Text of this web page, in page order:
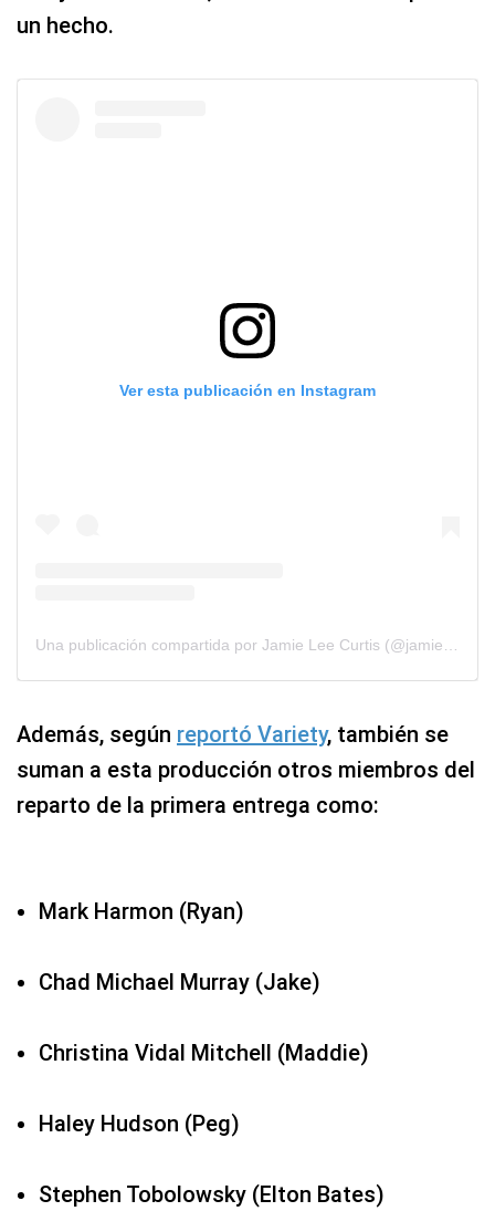
un hecho.
Ver esta publicación en Instagram
Una publicación compartida por Jamie Lee Curtis (@jamieleecurtis)
Además, según reportó Variety, también se
suman a esta producción otros miembros del
reparto de la primera entrega como:
Mark Harmon (Ryan)
Chad Michael Murray (Jake)
Christina Vidal Mitchell (Maddie)
Haley Hudson (Peg)
Stephen Tobolowsky (Elton Bates)